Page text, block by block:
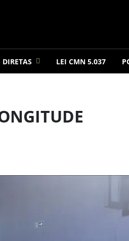
LEI CMN 5.037